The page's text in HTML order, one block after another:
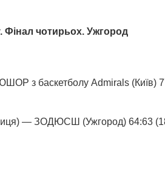
чотирьох. Ужгород
з баскетболу Admirals (Київ)
— ЗОДЮСШ (Ужгород) 64:63